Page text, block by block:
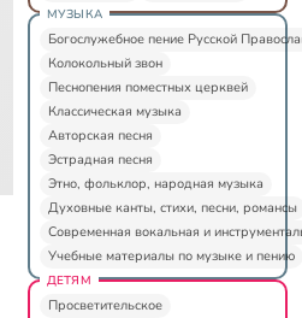
МУЗЫКА
Богослужебное пение Русской
Колокольный звон
Песнопения поместных церквей
Классическая музыка
Авторская песня
Эстрадная песня
Этно, фольклор, народная музыка
Духовные канты, стихи, песни, романсы
Современная вокальная и
Учебные материалы по музыке и пению
ДЕТЯМ
Просветительское